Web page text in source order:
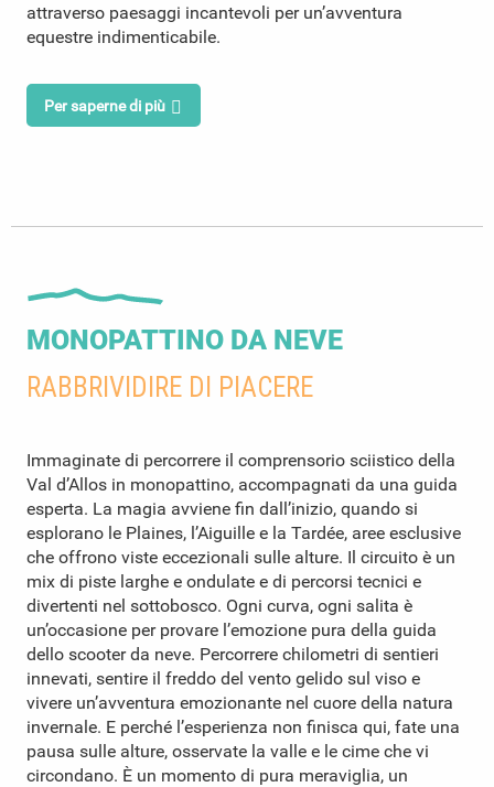
attraverso paesaggi incantevoli per un’avventura
equestre indimenticabile.
Per saperne di più
MONOPATTINO DA NEVE
RABBRIVIDIRE DI PIACERE
Immaginate di percorrere il comprensorio sciistico della
Val d’Allos in monopattino, accompagnati da una guida
esperta. La magia avviene fin dall’inizio, quando si
esplorano le Plaines, l’Aiguille e la Tardée, aree esclusive
che offrono viste eccezionali sulle alture. Il circuito è un
mix di piste larghe e ondulate e di percorsi tecnici e
divertenti nel sottobosco. Ogni curva, ogni salita è
un’occasione per provare l’emozione pura della guida
dello scooter da neve. Percorrere chilometri di sentieri
innevati, sentire il freddo del vento gelido sul viso e
vivere un’avventura emozionante nel cuore della natura
invernale. E perché l’esperienza non finisca qui, fate una
pausa sulle alture, osservate la valle e le cime che vi
circondano. È un momento di pura meraviglia, un